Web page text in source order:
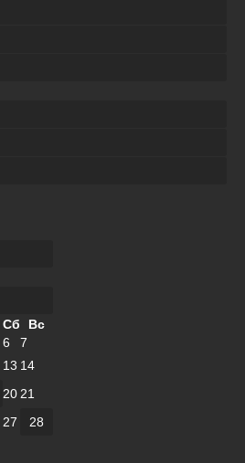
Сб
Вс
6
7
13 14
20 21
27
28